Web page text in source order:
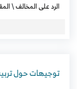
الرد على المخالف\
توجيهات حول